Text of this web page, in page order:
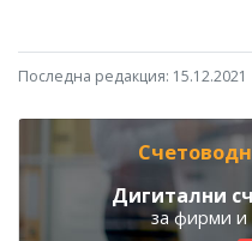
Последна редакция: 15.12.2021
Дигитални
за фирми и